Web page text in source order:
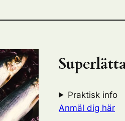
Praktisk info
Anmäl dig här